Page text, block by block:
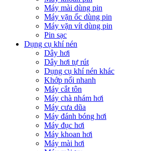
Máy mài dùng pin
Máy vặn ốc dùng pin
Máy vặn vít dùng pin
Pin sạc
Dụng cụ khí nén
Dây hơi
Dây hơi tự rút
Dụng cụ khí nén khác
Khớp nối nhanh
Máy cắt tôn
Máy chà nhám hơi
Máy cưa dũa
Máy đánh bóng hơi
Máy đục hơi
Máy khoan hơi
Máy mài hơi